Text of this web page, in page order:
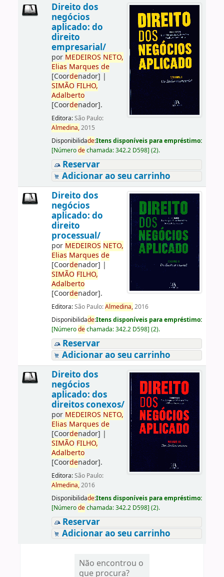
Direito dos
negócios
aplicado: do
direito
empresarial/
por MEDEIROS NETO,
Elias Marques de
[Coordenador] |
SIMÃO FILHO,
Adalberto
[Coordenador].
Editora:São Paulo:
Almedina,2015
Disponibilidade:Itens disponíveis para empréstimo:
[Númerodechamada:342.2 D598] (2).
Reservar
Adicionar ao seu carrinho
Direito dos
negócios
aplicado: do
direito
processual/
por MEDEIROS NETO,
Elias Marques de
[Coordenador] |
SIMÃO FILHO,
Adalberto
[Coordenador].
Editora:São Paulo:Almedina,2016
Disponibilidade:Itens disponíveis para empréstimo:
[Númerodechamada:342.2 D598] (2).
Reservar
Adicionar ao seu carrinho
Direito dos
negócios
aplicado: dos
direitos conexos/
por MEDEIROS NETO,
Elias Marques de
[Coordenador] |
SIMÃO FILHO,
Adalberto
[Coordenador].
Editora:São Paulo:
Almedina,2016
Disponibilidade:Itens disponíveis para empréstimo:
[Númerodechamada:342.2 D598] (2).
Reservar
Adicionar ao seu carrinho
Não encontrou o
que procura?